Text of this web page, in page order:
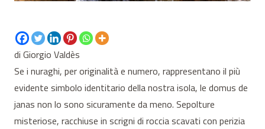
di Giorgio Valdès
Se i nuraghi, per originalità e numero, rappresentano il più
evidente simbolo identitario della nostra isola, le domus de
janas non lo sono sicuramente da meno. Sepolture
misteriose, racchiuse in scrigni di roccia scavati con perizia